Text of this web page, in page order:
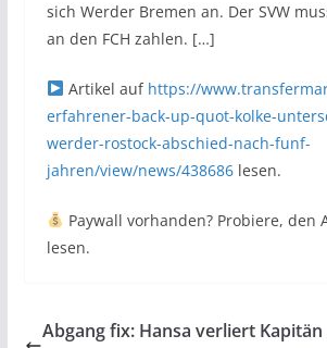
sich Werder Bremen an. Der SVW
an den FCH zahlen. […]
Artikel auf https://
erfahrener-back-up-quot-kolke-
werder-rostock-abschied-nach-funf-
jahren/view/news/438686lesen.
Paywall vorhanden? Probiere, den
lesen.
Abgang fix: Hansa verliert Kapitän